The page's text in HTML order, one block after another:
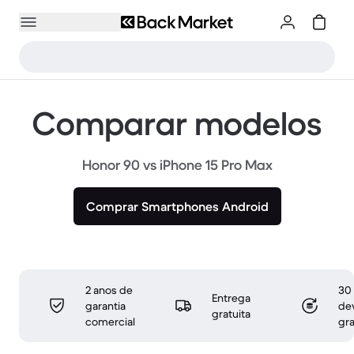
Comparar modelos
Honor 90 vs iPhone 15 Pro Max
Comprar Smartphones Android
2 anos de
garantia
comercial
Entrega
gratuita
30